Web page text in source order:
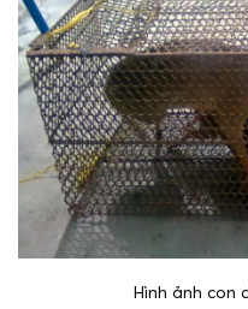
Hình ảnh con